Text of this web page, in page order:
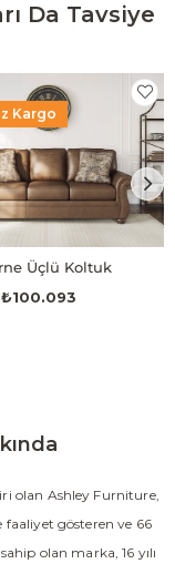
Da Tavsiye
Üçlü Koltuk
₺100.093
Kargo
olan Ashley Furniture,
faaliyet gösteren ve 66
olan marka, 16 yılı